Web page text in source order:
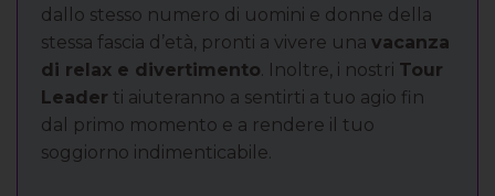
dallo stesso numero di uomini e donne della
stessa fascia d’età, pronti a vivere una vacanza
di relax e divertimento. Inoltre, i nostri Tour
Leader ti aiuteranno a sentirti a tuo agio fin
dal primo momento e a rendere il tuo
soggiorno indimenticabile.